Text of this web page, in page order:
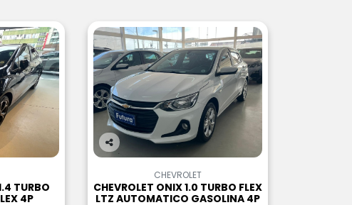
TURBO
4P
Co
pa
rtil
CHEVROLET
CHEVROLET ONIX 1.0 TURBO FLEX
LTZ AUTOMATICO GASOLINA 4P